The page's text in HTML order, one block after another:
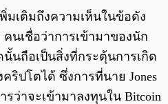
มเติมถึงความเห็นในข้อดัง
นเชื่อว่าการเข้ามาของนัก
นถือเป็นสิ่งที่กระตุ้นการเกิด
ปโตได้ ซึ่งการที่นาย Jones
รว่าจะเข้ามาลงทุนใน Bitcoin